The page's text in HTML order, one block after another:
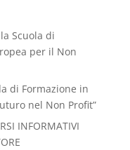
Scuola di
per il Non
di Formazione in
nel Non Profit”
INFORMATIVI